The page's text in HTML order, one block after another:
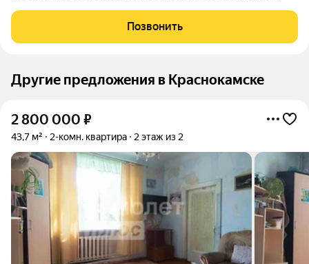
качественный свежий ремонт с использованием современных
материалов, заменена вся
Позвонить
Другие предложения в Краснокамске
2 800 000 ₽
43,7 м² 2-комн. квартира 2 этаж из 2